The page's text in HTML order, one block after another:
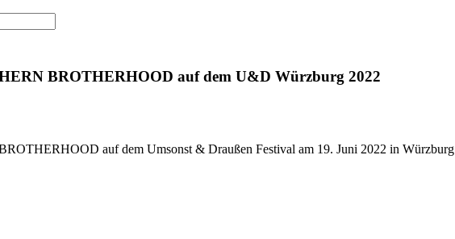
BROTHERHOOD auf dem U&D Würzburg 2022
auf dem Umsonst & Draußen Festival am 19. Juni 2022 in Würzburg